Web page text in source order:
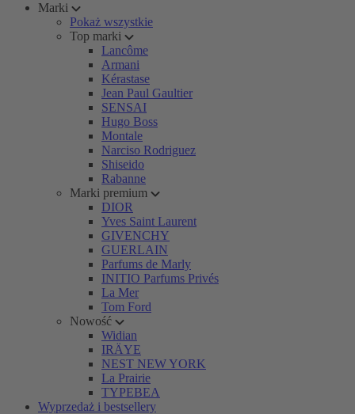
Marki
Pokaż wszystkie
Top marki
Lancôme
Armani
Kérastase
Jean Paul Gaultier
SENSAI
Hugo Boss
Montale
Narciso Rodriguez
Shiseido
Rabanne
Marki premium
DIOR
Yves Saint Laurent
GIVENCHY
GUERLAIN
Parfums de Marly
INITIO Parfums Privés
La Mer
Tom Ford
Nowość
Widian
IRÄYE
NEST NEW YORK
La Prairie
TYPEBEA
Wyprzedaż i bestsellery